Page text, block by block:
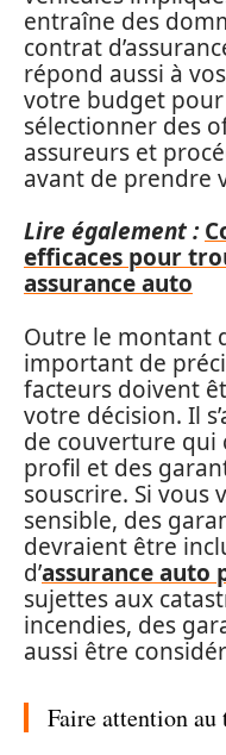
entraîne des
contrat
répond aussi à
votre budget
sélectionner des
assureurs et
avant de prendre
Lire également :
efficaces pour
assurance auto
Outre le montant
important de
facteurs doivent
votre décision. Il
de couverture qui
profil et des
souscrire. Si vous
sensible, des
devraient être
d’assurance auto
sujettes aux
incendies, des
aussi être
Faire attention au